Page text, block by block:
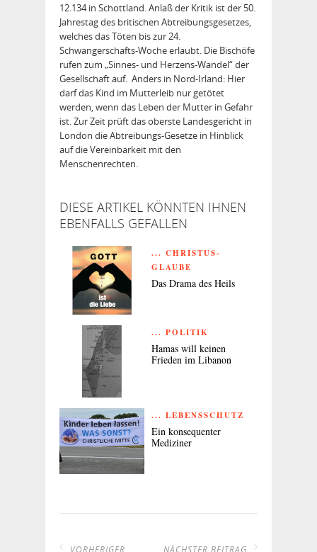
12.134 in Schottland. Anlaß der Kritik ist der 50.
Jahrestag des britischen Abtreibungsgesetzes,
welches das Töten bis zur 24.
Schwangerschafts-Woche erlaubt. Die Bischöfe
rufen zum „Sinnes- und Herzens-Wandel“ der
Gesellschaft auf. Anders in Nord-Irland: Hier
darf das Kind im Mutterleib nur getötet
werden, wenn das Leben der Mutter in Gefahr
ist. Zur Zeit prüft das oberste Landesgericht in
London die Abtreibungs-Gesetze in Hinblick
auf die Vereinbarkeit mit den
Menschenrechten.
DIESE ARTIKEL KÖNNTEN IHNEN
EBENFALLS GEFALLEN
... CHRISTUS-
GLAUBE
Das Drama des Heils
... POLITIK
Hamas will keinen
Frieden im Libanon
... LEBENSSCHUTZ
Ein konsequenter
Mediziner
VORHERIGER NÄCHSTER BEITRAG